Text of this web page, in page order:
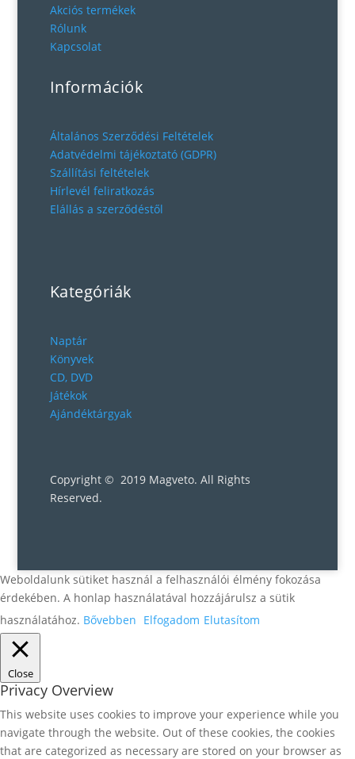
Akciós termékek
Rólunk
Kapcsolat
Információk
Általános Szerződési Feltételek
Adatvédelmi tájékoztató (GDPR)
Szállítási feltételek
Hírlevél feliratkozás
Elállás a szerződéstől
Kategóriák
Naptár
Könyvek
CD, DVD
Játékok
Ajándéktárgyak
Copyright © 2019 Magveto. All Rights
Reserved.
Weboldalunk sütiket használ a felhasználói élmény fokozása
érdekében. A honlap használatával hozzájárulsz a sütik
használatához. Bővebben Elfogadom Elutasítom
Close
Privacy Overview
This website uses cookies to improve your experience while you
navigate through the website. Out of these cookies, the cookies
that are categorized as necessary are stored on your browser as